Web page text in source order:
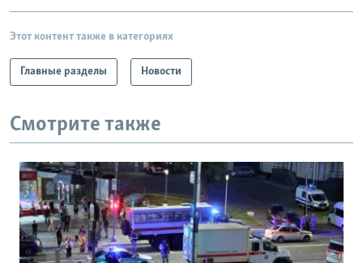
Этот контент также в категориях
Главные разделы Новости
Смотрите также